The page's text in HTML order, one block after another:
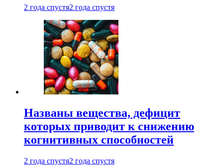
2 года спустя2 года спустя
Названы вещества, дефицит
которых приводит к снижению
когнитивных способностей
2 года спустя2 года спустя